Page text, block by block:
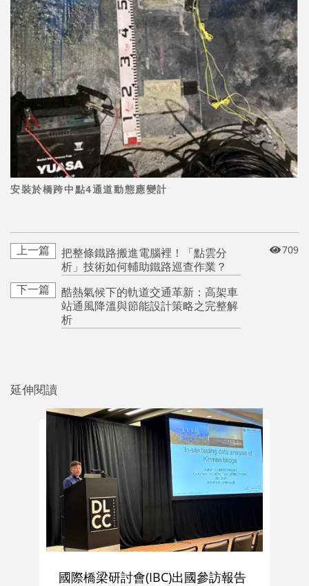
安裝於橋跨中點4通道動態應變計
把整條鐵路搬進電腦裡！「點雲分
析」技術如何輔助鐵路巡查作業？
酷熱氣候下的軌道交通革新：高架車
站通風降溫與節能設計策略之完整解
析
709
延伸閱讀
國際橋梁研討會(IBC)出國參訪報告